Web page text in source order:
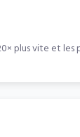
vite et les